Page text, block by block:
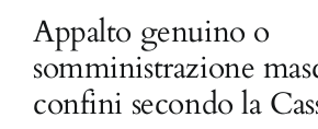
Appalto genuino o
somministrazione
confini secondo la